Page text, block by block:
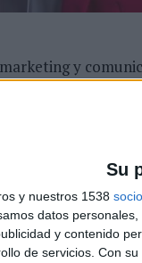
Su
y nuestros 1538
datos
y contenido
de servicios. Con su
y
ha
de
crecer esta
en el área del
resultados para
, tal y como
Anuario de